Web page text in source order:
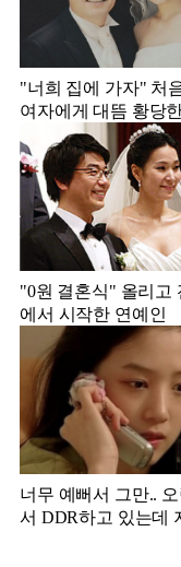
"너희 집에 가자" 처
여자에게 대뜸 황당
했다는 MBC 아나운서
"0원 결혼식" 올리고
에서 시작한 연예인
너무 예뻐서 그만.. 오
서 DDR하고 있는데